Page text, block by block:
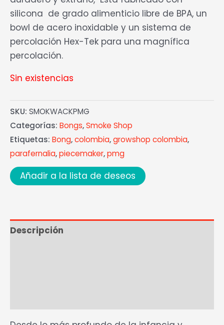
silicona de grado alimenticio libre de BPA, un
bowl de acero inoxidable y un sistema de
percolación Hex-Tek para una magnífica
percolación.
Sin existencias
SKU: SMOKWACKPMG
Categorías: Bongs,Smoke Shop
Etiquetas: Bong,colombia,growshop colombia,
parafernalia,piecemaker,pmg
Añadir a la lista de deseos
Descripción